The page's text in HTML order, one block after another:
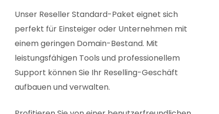
Unser Reseller Standard-Paket eignet sich
perfekt für Einsteiger oder Unternehmen mit
einem geringen Domain-Bestand. Mit
leistungsfähigen Tools und professionellem
Support können Sie Ihr Reselling-Geschäft
aufbauen und verwalten.